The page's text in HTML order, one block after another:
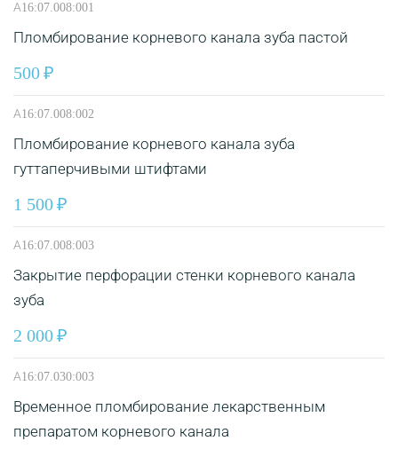
А16:07.008:001
Пломбирование корневого канала зуба пастой
500
А16:07.008:002
Пломбирование корневого канала зуба
гуттаперчивыми штифтами
1 500
А16:07.008:003
Закрытие перфорации стенки корневого канала
зуба
2 000
А16:07.030:003
Временное пломбирование лекарственным
препаратом корневого канала